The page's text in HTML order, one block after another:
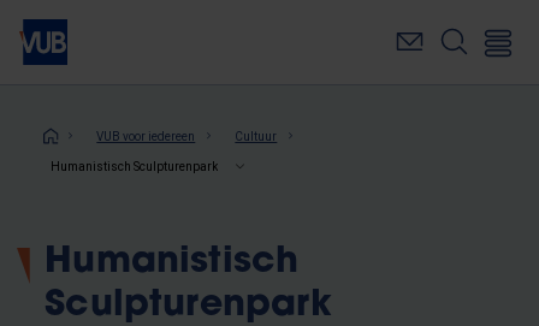
Overslaan
naar
inhoudKruimelpad
VUB voor iedereen Cultuur
Humanistisch Sculpturenpark
Humanistisch
Sculpturenpark